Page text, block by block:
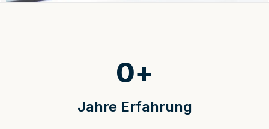
Jahre Erfahrung
0+